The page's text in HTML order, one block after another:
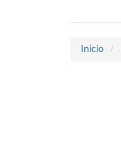
Inicio